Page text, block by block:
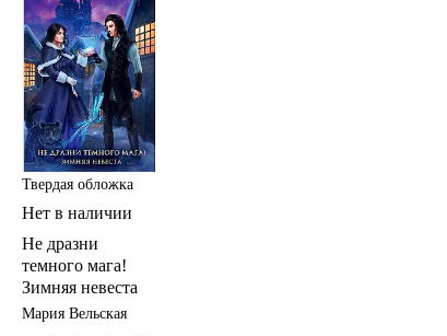
Твердая обложка
Нет в наличии
Не дразни
темного мага!
Зимняя невеста
Мария Вельская